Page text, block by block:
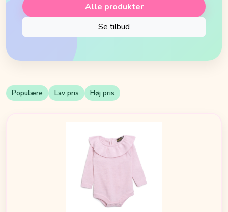
Alle produkter
Se tilbud
Populære Lav pris Høj pris